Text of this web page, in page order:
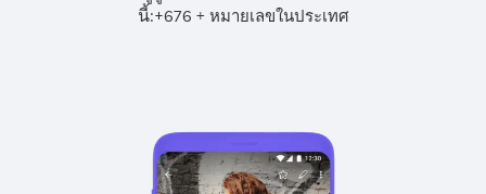
นี้:+676 + หมายเลขในประเทศ